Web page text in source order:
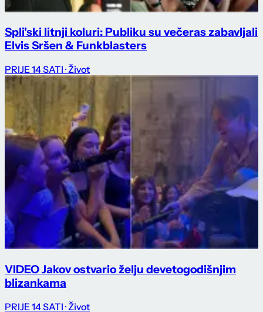
Spli'ski litnji koluri: Publiku su večeras zabavljali
Elvis Sršen & Funkblasters
PRIJE 14 SATI · Život
VIDEO Jakov ostvario želju devetogodišnjim
blizankama
PRIJE 14 SATI · Život